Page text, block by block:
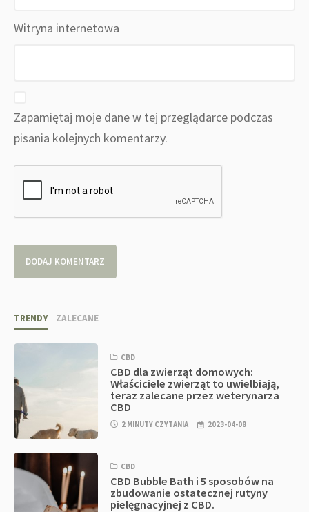
Witryna internetowa
Zapamiętaj moje dane w tej przeglądarce podczas
pisania kolejnych komentarzy.
TRENDY ZALECANE
CBD
CBD dla zwierząt domowych:
Właściciele zwierząt to uwielbiają,
teraz zalecane przez weterynarza
CBD
2 MINUTY CZYTANIA 2023-04-08
CBD
CBD Bubble Bath i 5 sposobów na
zbudowanie ostatecznej rutyny
pielęgnacyjnej z CBD.